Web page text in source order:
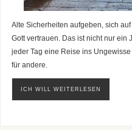
Alte Sicherheiten aufgeben, sich
Gott vertrauen. Das ist nicht nur ein
jeder Tag eine Reise ins
für andere.
ICH WILL WEITERLESEN